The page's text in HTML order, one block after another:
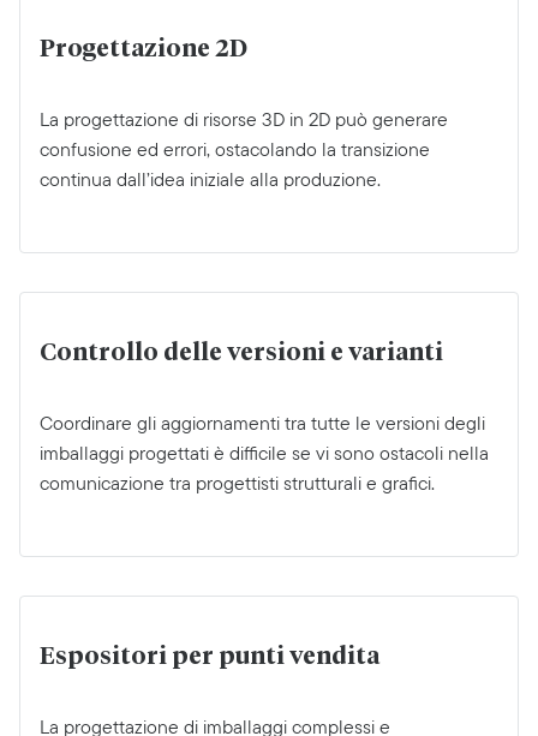
Progettazione 2D
La progettazione di risorse 3D in 2D può generare
confusione ed errori, ostacolando la transizione
continua dall’idea iniziale alla produzione.
Controllo delle versioni e varianti
Coordinare gli aggiornamenti tra tutte le versioni degli
imballaggi progettati è difficile se vi sono ostacoli nella
comunicazione tra progettisti strutturali e grafici.
Espositori per punti vendita
La progettazione di imballaggi complessi e